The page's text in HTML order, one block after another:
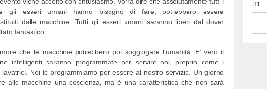
gli esseri umani hanno bisogno di fare, potrebbero essere
dalle macchine. Tutti gli esseri umani saranno liberi dal dover
fantastico.
che le macchine potrebbero poi soggiogare l'umanità. E’ vero il
intelligenti saranno programmate per servire noi, proprio come i
Noi le programmiamo per essere al nostro servizio. Un giorno
alle macchine una coscienza, ma è una caratteristica che non sarà
31